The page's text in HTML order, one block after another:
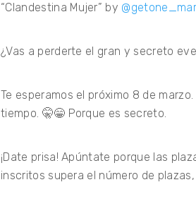
“Clandestina Mujer” by
¿Vas a perderte el gran y secreto
Te esperamos el próximo 8 de
tiempo. 🤫😁 Porque es secreto.
¡Date prisa! Apúntate porque las
inscritos supera el número de plazas,